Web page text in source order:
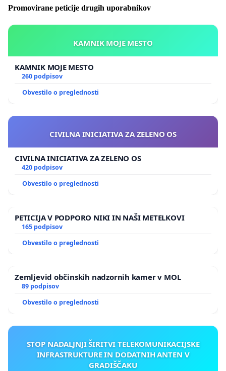
Promovirane peticije drugih uporabnikov
KAMNIK MOJE MESTO
KAMNIK MOJE MESTO
260 podpisov
Obvestilo o preglednosti
CIVILNA INICIATIVA ZA ZELENO OS
CIVILNA INICIATIVA ZA ZELENO OS
420 podpisov
Obvestilo o preglednosti
PETICIJA V PODPORO NIKI IN NAŠI METELKOVI
165 podpisov
Obvestilo o preglednosti
Zemljevid občinskih nadzornih kamer v MOL
89 podpisov
Obvestilo o preglednosti
STOP NADALJNJI ŠIRITVI TELEKOMUNIKACIJSKE
INFRASTRUKTURE IN DODATNIH ANTEN V
GRADIŠČAKU